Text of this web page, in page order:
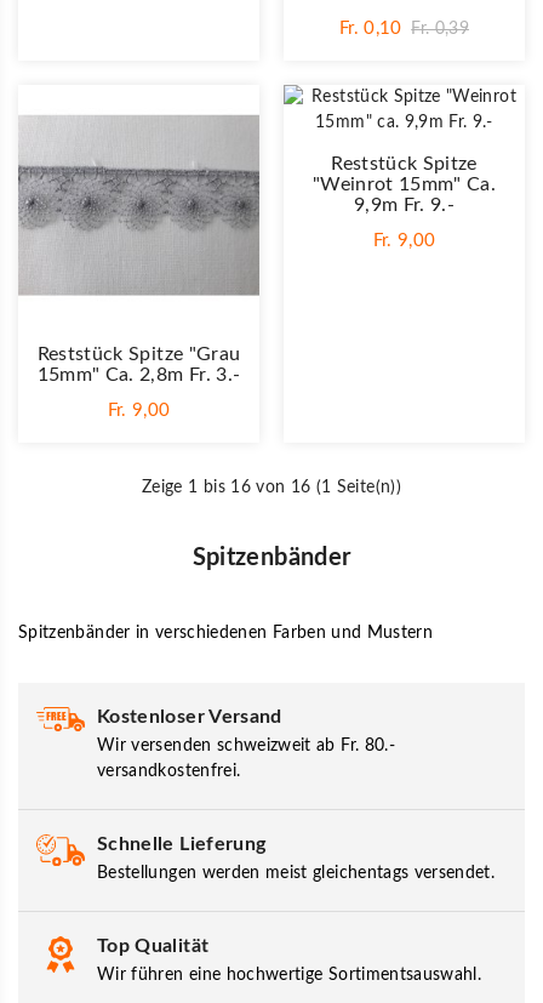
Fr. 0,10 Fr. 0,39
Reststück Spitze "Grau
15mm" Ca. 2,8m Fr. 3.-
Fr. 9,00
Reststück Spitze
"Weinrot 15mm" Ca.
9,9m Fr. 9.-
Fr. 9,00
Zeige 1 bis 16 von 16 (1 Seite(n))
Spitzenbänder
Spitzenbänder in verschiedenen Farben und Mustern
Kostenloser Versand
Wir versenden schweizweit ab Fr. 80.-
versandkostenfrei.
Schnelle Lieferung
Bestellungen werden meist gleichentags versendet.
Top Qualität
Wir führen eine hochwertige Sortimentsauswahl.